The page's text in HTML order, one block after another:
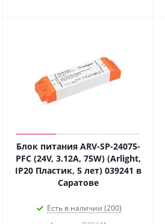
Блок питания ARV-SP-24075-
PFC (24V, 3.12A, 75W) (Arlight,
IP20 Пластик, 5 лет) 039241 в
Саратове
Есть в наличии (200)